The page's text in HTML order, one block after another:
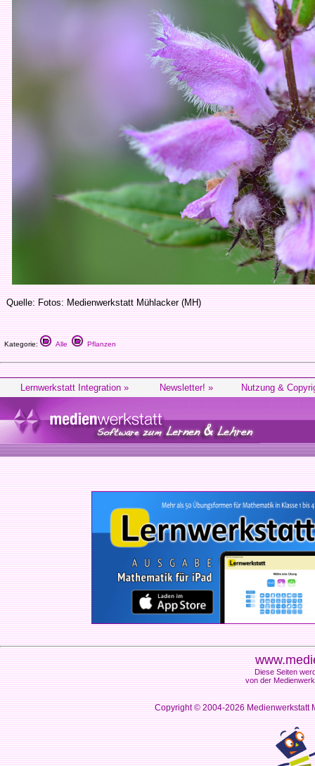
Quelle: Fotos: Medienwerkstatt Mühlacker (MH)
Kategorie: Alle Pflanzen
Lernwerkstatt Integration » Newsletter! » Nutzung &
Diese Seiten
von der
Copyright © 2004-2026Medienwerkstatt